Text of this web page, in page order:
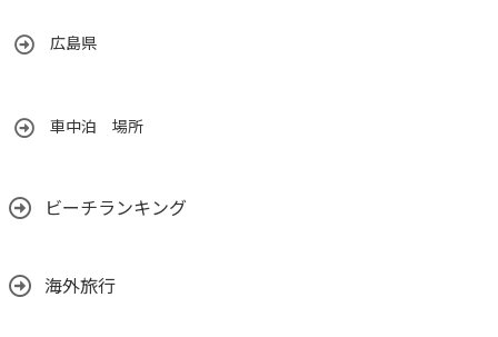
広島県
車中泊 場所
ビーチランキング
海外旅行